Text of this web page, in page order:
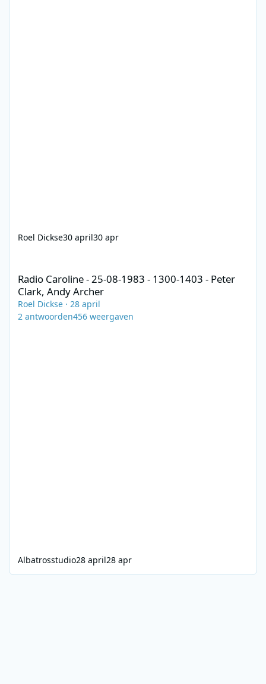
Roel Dickse30 april30 apr
Radio Caroline - 25-08-1983 - 1300-1403 - Peter
Clark, Andy Archer
Roel Dickse · 28 april
2 antwoorden456 weergaven
Albatrosstudio28 april28 apr